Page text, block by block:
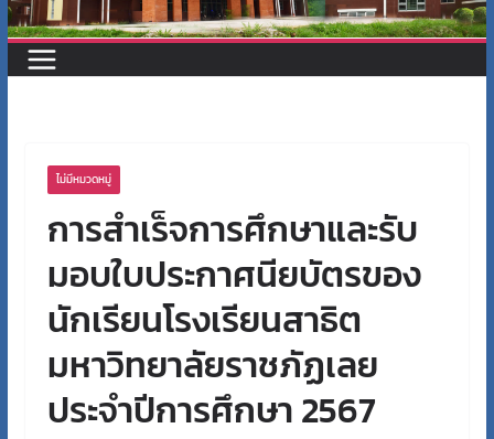
ไม่มีหมวดหมู่
การสำเร็จการศึกษาและรับ
มอบใบประกาศนียบัตรของ
นักเรียนโรงเรียนสาธิต
มหาวิทยาลัยราชภัฏเลย
ประจำปีการศึกษา 2567